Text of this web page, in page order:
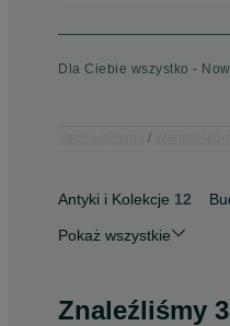
Dla Ciebie wszystko -
Antyki i Kolekcje 12
Pokaż wszystkie
Znaleźliśmy